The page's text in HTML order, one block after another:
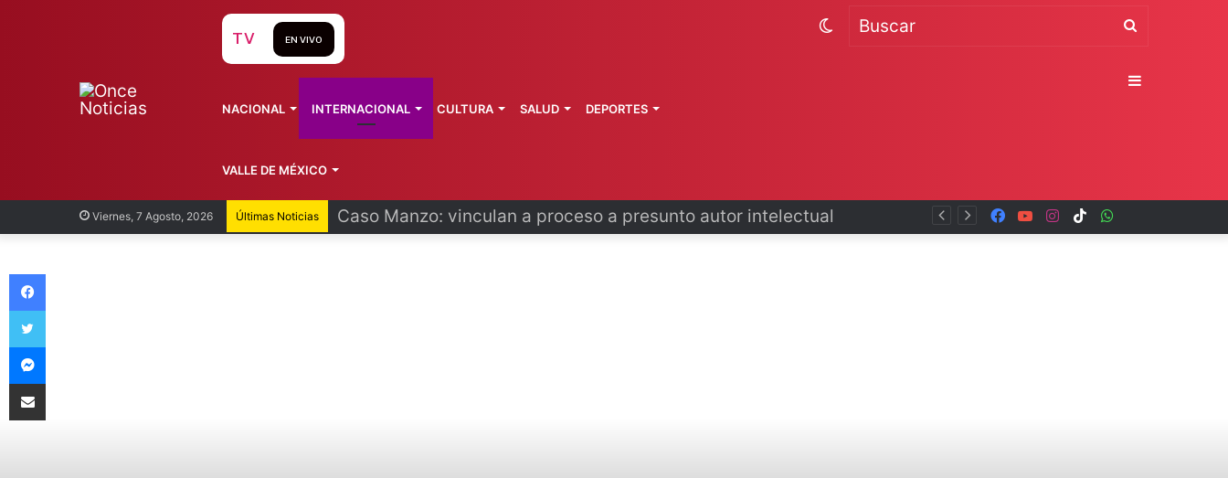
Viernes, 7 Agosto, 2026 Últimas Noticias Egresan primeros técnicos ferroviarios del Conalep TikTok
Instagram
YouTube
Facebook
TV EN VIVO
NACIONAL INTERNACIONAL CULTURA SALUD DEPORTES
VALLE DE MÉXICO
Buscar
Switch
Sidebar
Facebook
Twitter
Messenger
Compartir vía Email